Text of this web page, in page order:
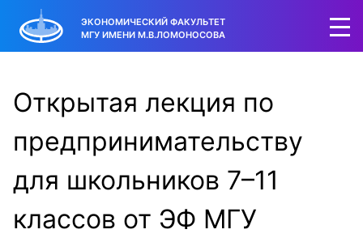
ЭКОНОМИЧЕСКИЙ ФАКУЛЬТЕТ
МГУ ИМЕНИ М.В.ЛОМОНОСОВА
Открытая лекция по
предпринимательству
для школьников 7–11
классов от ЭФ МГУ